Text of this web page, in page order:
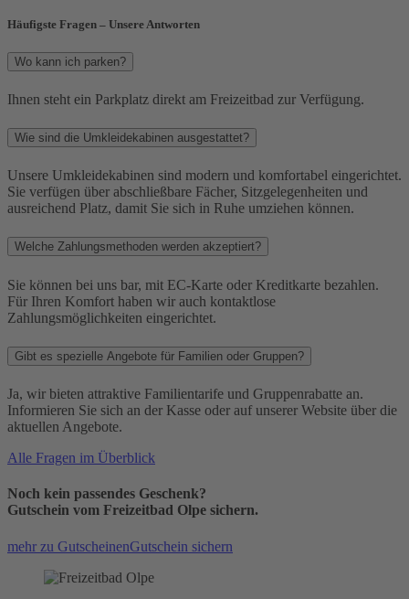
Häufigste Fragen – Unsere Antworten
Wo kann ich parken?
Ihnen steht ein Parkplatz direkt am Freizeitbad zur Verfügung.
Wie sind die Umkleidekabinen ausgestattet?
Unsere Umkleidekabinen sind modern und komfortabel eingerichtet.
Sie verfügen über abschließbare Fächer, Sitzgelegenheiten und
ausreichend Platz, damit Sie sich in Ruhe umziehen können.
Welche Zahlungsmethoden werden akzeptiert?
Sie können bei uns bar, mit EC-Karte oder Kreditkarte bezahlen.
Für Ihren Komfort haben wir auch kontaktlose
Zahlungsmöglichkeiten eingerichtet.
Gibt es spezielle Angebote für Familien oder Gruppen?
Ja, wir bieten attraktive Familientarife und Gruppenrabatte an.
Informieren Sie sich an der Kasse oder auf unserer Website über die
aktuellen Angebote.
Alle Fragen im Überblick
Noch kein passendes Geschenk?
Gutschein vom Freizeitbad Olpe sichern.
mehr zu GutscheinenGutschein sichern